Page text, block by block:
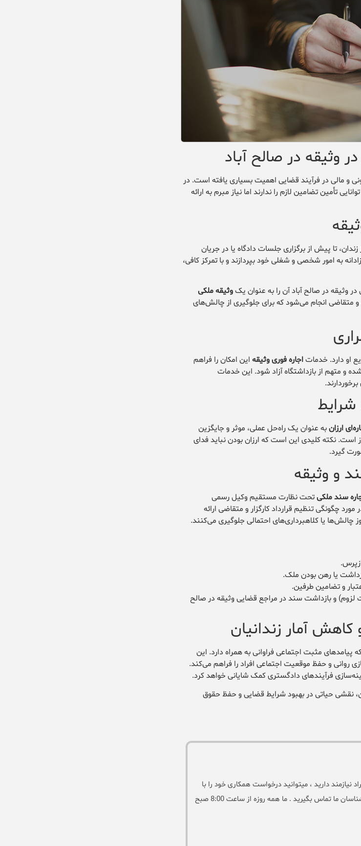
وثیقه در صالح آباد
و مالی در فرآیند قضایی اهمیت بسیاری یافته است. در
تأمین تضامین لازم را ندارند اما نیاز مبرم به ارائه
تا پیش از برگزاری جلسات دادگاه یا در جریان
به امور شخصی و شغلی خود بپردازند و با تمرکز کافی،
وثیقه ملکی
متقاضی انجام می‌شود که برای جلوگیری از چالش‌های
او دارد. خدماتاجاره فوری وثیقه این امکان را فراهم
شده و متهم از بازداشتگاه آزاد شود. این خدمات
شرایط
ارزانبه عنوان یک راه‌حل عملی، موثر و جایگزین
است. نکته کلیدی این است که ارزان بودن نباید فدای
گیرد.
و وثیقه
سند ملکیتحت نظارت مستقیم وکیل رسمی
چگونگی تنظیم قرارداد کارگزار و متقاضی ارائه
یا کلاهبرداری‌های احتمالی جلوگیری می‌کنند.
یا رهن بودن ملک.
و تضامین طرفین.
لزوم) و بازداشت سند در مراجع قضایی وثیقه در صالح
آمار زندانیان
پیامدهای مثبت اجتماعی فراوانی به همراه دارد. این
روانی و حفظ موقعیت اجتماعی افراد را فراهم می‌کند.
فرآیندهای دادگستری کمک شایانی خواهد کرد.
نقشی حیاتی در بهبود شرایط قضایی و حفظ حقوق
دارید ، میتوانید درخواست همکاری خود را با
این مرکز از طریق فرم روبرو ارسال نمایید و یا از طریق تلفن های درج شده در وب سایت با کارشناسان ما تماس بگیرید . ما همه روزه از ساعت 8:00 صبح